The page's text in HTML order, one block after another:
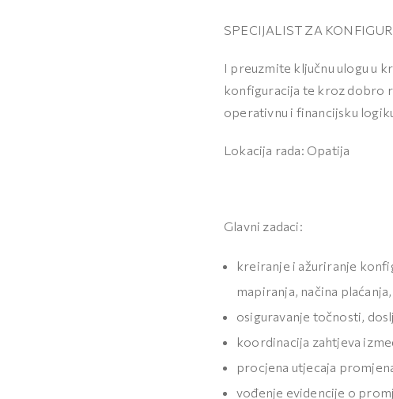
SPECIJALIST ZA
I preuzmite ključnu ulogu u
konfiguracija te kroz dobro
operativnu i financijsku
Lokacija rada: Opatija
Glavni zadaci:
kreiranje i ažuriranje
mapiranja, načina
osiguravanje točnosti,
koordinacija zahtjeva
procjena utjecaja
vođenje evidencije o